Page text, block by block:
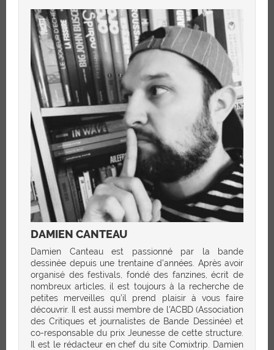
DAMIEN CANTEAU
Damien Canteau est passionné par la bande
dessinée depuis une trentaine d’années. Après avoir
organisé des festivals, fondé des fanzines, écrit de
nombreux articles, il est toujours à la recherche de
petites merveilles qu’il prend plaisir à vous faire
découvrir. Il est aussi membre de l'ACBD (Association
des Critiques et journalistes de Bande Dessinée) et
co-responsable du prix Jeunesse de cette structure.
Il est le rédacteur en chef du site Comixtrip. Damien